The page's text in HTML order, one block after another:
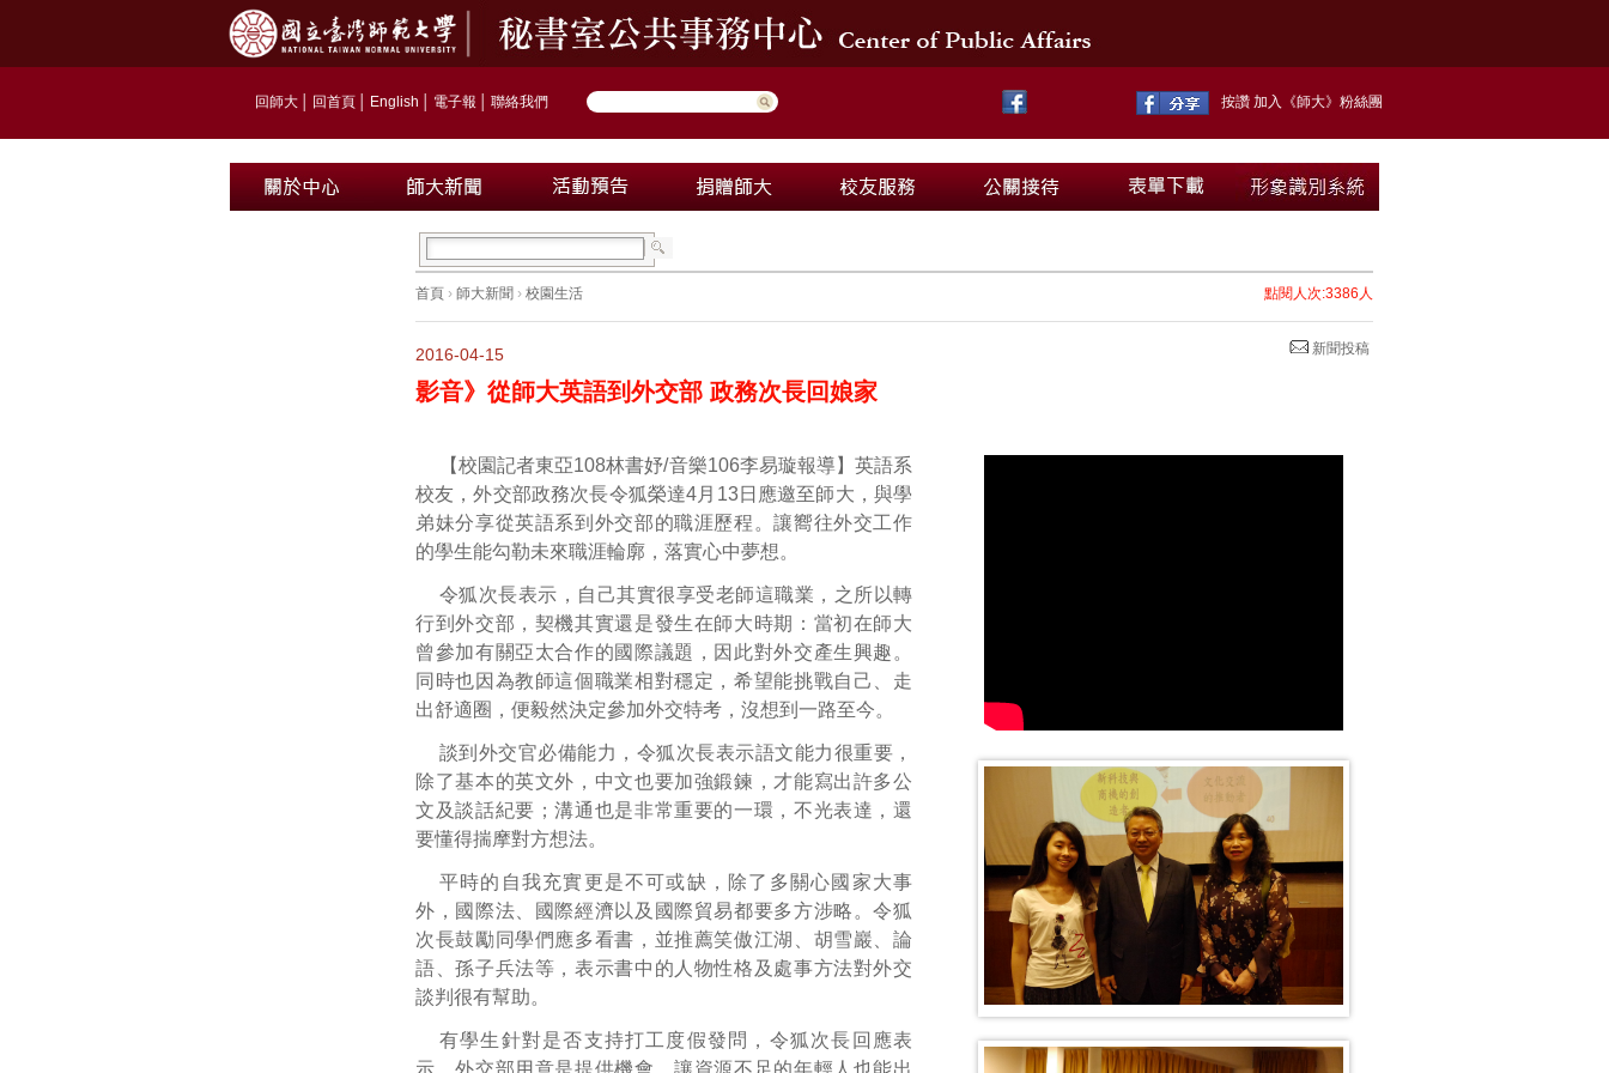
回師大 回首頁 English 電子報 聯絡我們 按讚 加入《師大》粉絲團
首頁 › 師大新聞 › 校園生活 點閱人次:3386人
新聞投稿
2016-04-15
影音》從師大英語到外交部 政務次長回娘家
【校園記者東亞108林書妤/音樂106李易璇報導】英語系
校友，外交部政務次長令狐榮達4月13日應邀至師大，與學
弟妹分享從英語系到外交部的職涯歷程。讓嚮往外交工作
的學生能勾勒未來職涯輪廓，落實心中夢想。
令狐次長表示，自己其實很享受老師這職業，之所以轉
行到外交部，契機其實還是發生在師大時期：當初在師大
曾參加有關亞太合作的國際議題，因此對外交產生興趣。
同時也因為教師這個職業相對穩定，希望能挑戰自己、走
出舒適圈，便毅然決定參加外交特考，沒想到一路至今。
談到外交官必備能力，令狐次長表示語文能力很重要，
除了基本的英文外，中文也要加強鍛鍊，才能寫出許多公
文及談話紀要；溝通也是非常重要的一環，不光表達，還
要懂得揣摩對方想法。
平時的自我充實更是不可或缺，除了多關心國家大事
外，國際法、國際經濟以及國際貿易都要多方涉略。令狐
次長鼓勵同學們應多看書，並推薦笑傲江湖、胡雪巖、論
語、孫子兵法等，表示書中的人物性格及處事方法對外交
談判很有幫助。
有學生針對是否支持打工度假發問，令狐次長回應表
示，外交部用意是提供機會，讓資源不足的年輕人也能出